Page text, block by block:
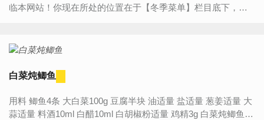
临本网站！你现在所处的位置在于【冬季菜单】栏目底下，今
白菜炖鲫鱼
用料 鲫鱼4条 大白菜100g 豆腐半块 油适量 盐适量 葱姜适量 大
蒜适量 料酒10ml 白醋10ml 白胡椒粉适量 鸡精3g 白菜炖鲫鱼的